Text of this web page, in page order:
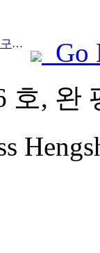
Prev:베이징 하이창 해양공원의 주요 구조물은 연내 상량될 예정이며, 완공 및 개장은 2027년으로 예상됩니다.
Go
호, 완